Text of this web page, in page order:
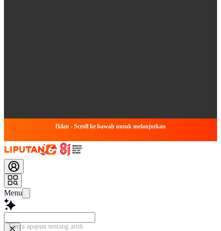
Iklan - Scroll ke bawah untuk melanjutkan
Menu
Tanya apapun tentang artikel i